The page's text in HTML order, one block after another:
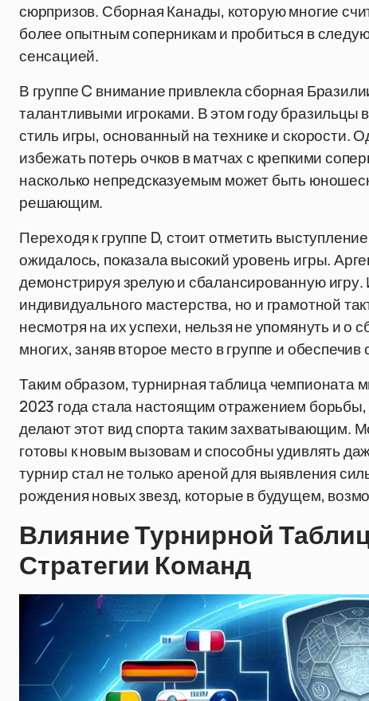
сюрпризов. Сборная Канады, которую многие
более опытным соперникам и пробиться в
сенсацией.
В группе C внимание привлекла сборная
талантливыми игроками. В этом году
стиль игры, основанный на технике и скорости.
избежать потерь очков в матчах с крепкими
насколько непредсказуемым может быть
решающим.
Переходя к группе D, стоит отметить
ожидалось, показала высокий уровень игры.
демонстрируя зрелую и сбалансированную игру.
индивидуального мастерства, но и грамотной
несмотря на их успехи, нельзя не упомянуть и
многих, заняв второе место в группе и
Таким образом, турнирная таблица чемпионата
2023 года стала настоящим отражением
делают этот вид спорта таким захватывающим.
готовы к новым вызовам и способны удивлять
турнир стал не только ареной для выявления
рождения новых звезд, которые в будущем,
Влияние Турнирной
Стратегии Команд